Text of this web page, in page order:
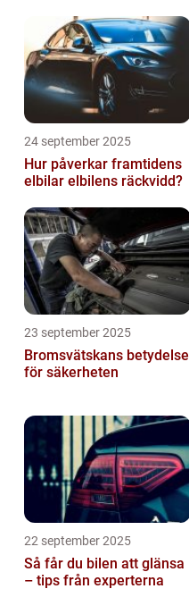
24 september 2025
Hur påverkar framtidens
elbilar elbilens räckvidd?
23 september 2025
Bromsvätskans betydelse
för säkerheten
22 september 2025
Så får du bilen att glänsa
– tips från experterna